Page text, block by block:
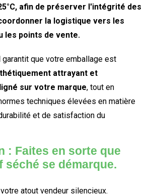
afin de préserver l'intégrité des
la logistique vers les
les points de vente.
garantit que votre emballage est
attrayant et
sur votre marque, tout en
techniques élevées en matière
et de satisfaction du
: Faites en sorte que
se démarque.
atout vendeur silencieux.